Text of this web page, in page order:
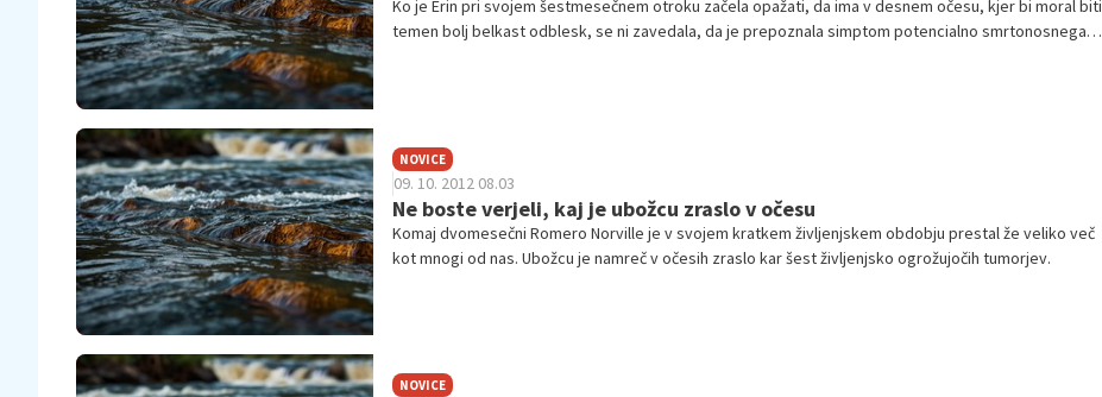
Ko je Erin pri svojem šestmesečnem otroku začela opažati, da ima v desnem očesu, kjer bi moral biti
temen bolj belkast odblesk, se ni zavedala, da je prepoznala simptom potencialno smrtonosnega
NOVICE
09. 10. 2012 08.03
Ne boste verjeli, kaj je ubožcu zraslo v očesu
Komaj dvomesečni Romero Norville je v svojem kratkem življenjskem obdobju prestal že veliko več
kot mnogi od nas. Ubožcu je namreč v očesih zraslo kar šest življenjsko ogrožujočih tumorjev.
NOVICE